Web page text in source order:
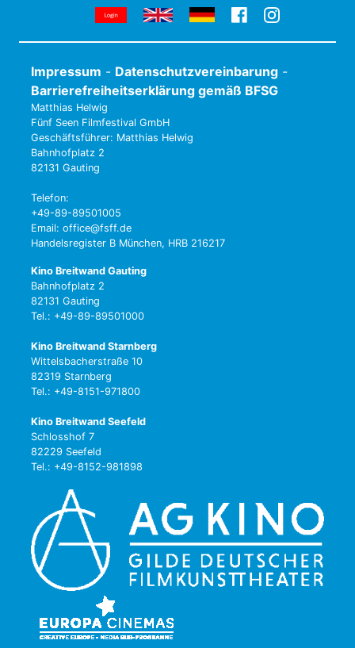
Impressum - Datenschutzvereinbarung -
Barrierefreiheitserklärung gemäß BFSG
Matthias Helwig
Fünf Seen Filmfestival GmbH
Geschäftsführer: Matthias Helwig
Bahnhofplatz 2
82131 Gauting
Telefon:
+49-89-89501005
Email: office@fsff.de
Handelsregister B München, HRB 216217
Kino Breitwand Gauting
Bahnhofplatz 2
82131 Gauting
Tel.: +49-89-89501000
Kino Breitwand Starnberg
Wittelsbacherstraße 10
82319 Starnberg
Tel.: +49-8151-971800
Kino Breitwand Seefeld
Schlosshof 7
82229 Seefeld
Tel.: +49-8152-981898